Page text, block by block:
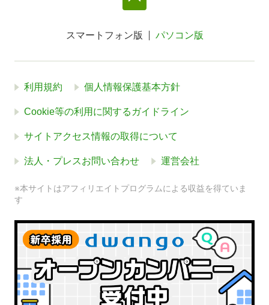
スマートフォン版 パソコン版
利用規約 個人情報保護基本方針
Cookie等の利用に関するガイドライン
サイトアクセス情報の取得について
法人・プレスお問い合わせ 運営会社
※本サイトはアフィリエイトプログラムによる収益を得ていま
す